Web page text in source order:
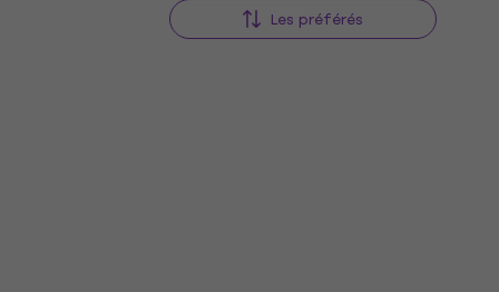
Les préférés